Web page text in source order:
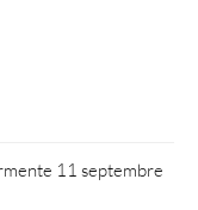
11 septembre